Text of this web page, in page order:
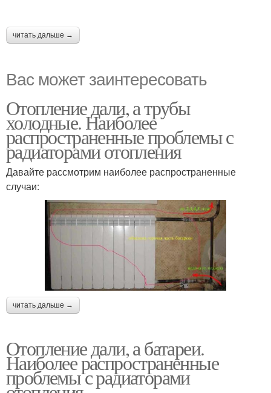
читать дальше →
Вас может заинтересовать
Отопление дали, а трубы
холодные. Наиболее
распространенные проблемы с
радиаторами отопления
Давайте рассмотрим наиболее распространенные
случаи:
читать дальше →
Отопление дали, а батареи.
Наиболее распространенные
проблемы с радиаторами